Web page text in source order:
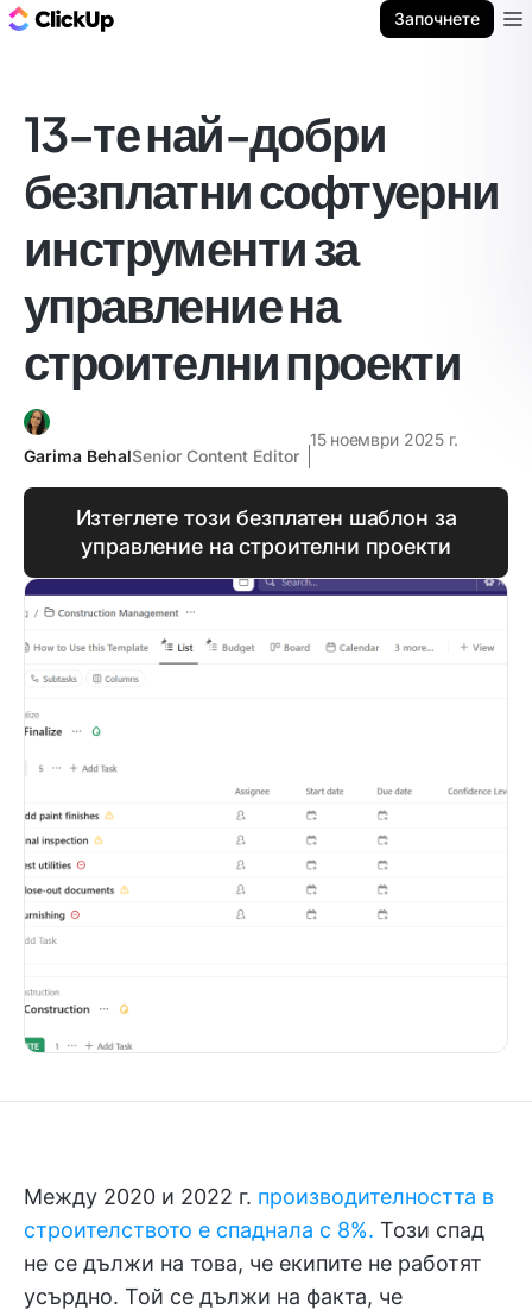
Започнете
13-те най-добри
безплатни софтуерни
инструменти за
управление на
строителни проекти
Garima BehalSenior Content Editor
15 ноември 2025 г.
Изтеглете този безплатен шаблон за
управление на строителни проекти
Между 2020 и 2022 г. производителността в
строителството е спаднала с 8%. Този спад
не се дължи на това, че екипите не работят
усърдно. Той се дължи на факта, че